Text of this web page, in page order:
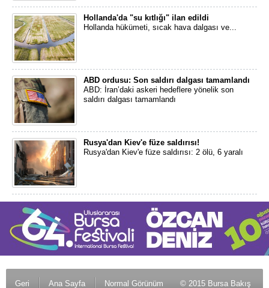
Hollanda'da "su kıtlığı" ilan edildi
Hollanda hükümeti, sıcak hava dalgası ve...
ABD ordusu: Son saldırı dalgası tamamlandı
ABD: İran’daki askeri hedeflere yönelik son
saldırı dalgası tamamlandı
Rusya'dan Kiev'e füze saldırısı!
Rusya'dan Kiev'e füze saldırısı: 2 ölü, 6 yaralı
Geri Ana Sayfa Normal Görünüm © 2015 Bursa Bakış